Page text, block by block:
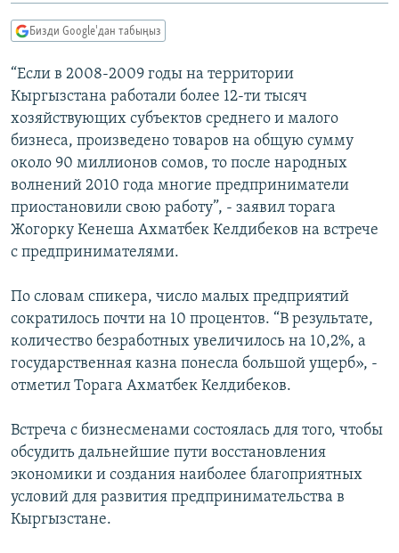
БҮГҮН АЗАТТЫКТА
ЭКСПЕРТТЕР ТАЛДАЙТ
БИЗ ЖАНА ДҮЙНӨ
ДАНИСТЕ
ЭЖЕ-СИҢДИЛЕР
АЗАТТЫК+
ЫҢГАЙСЫЗ СУРООЛОР
ПОДКАСТ
ӨЗГӨЧӨ ПИКИР
Русский
ОНЛАЙН ШЕРИНЕ
ЭЕ/АРнун бардык сайттары
Бизди Google'дан табыңыз
“Если в 2008-2009 годы на территории
Кыргызстана работали более 12-ти тысяч
хозяйствующих субъектов среднего и малого
бизнеса, произведено товаров на общую сумму
около 90 миллионов сомов, то после народных
волнений 2010 года многие предприниматели
приостановили свою работу”, - заявил торага
Жогорку Кенеша Ахматбек Келдибеков на встрече
с предпринимателями.
По словам спикера, число малых предприятий
сократилось почти на 10 процентов. “В результате,
количество безработных увеличилось на 10,2%, а
государственная казна понесла большой ущерб», -
отметил Торага Ахматбек Келдибеков.
Встреча с бизнесменами состоялась для того, чтобы
обсудить дальнейшие пути восстановления
экономики и создания наиболее благоприятных
условий для развития предпринимательства в
Кыргызстане.